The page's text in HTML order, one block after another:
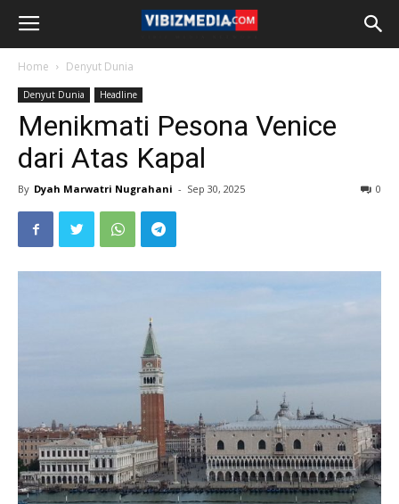
Home Denyut Dunia
Denyut Dunia Headline
Menikmati Pesona Venice
dari Atas Kapal
By Dyah Marwatri Nugrahani - Sep 30, 2025 0